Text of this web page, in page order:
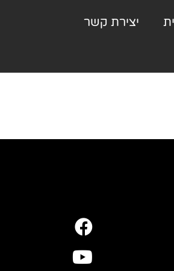
יצירת קשר